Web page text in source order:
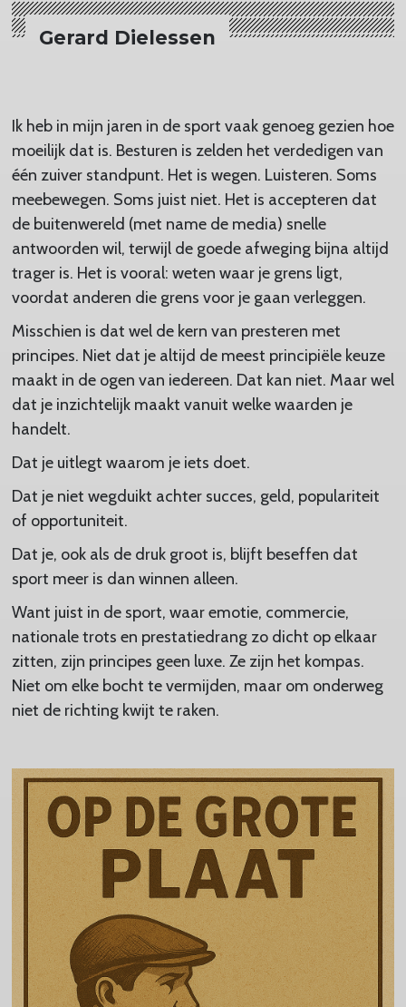
Gerard Dielessen
Ik heb in mijn jaren in de sport vaak genoeg gezien hoe
moeilijk dat is. Besturen is zelden het verdedigen van
één zuiver standpunt. Het is wegen. Luisteren. Soms
meebewegen. Soms juist niet. Het is accepteren dat
de buitenwereld (met name de media) snelle
antwoorden wil, terwijl de goede afweging bijna altijd
trager is. Het is vooral: weten waar je grens ligt,
voordat anderen die grens voor je gaan verleggen.
Misschien is dat wel de kern van presteren met
principes. Niet dat je altijd de meest principiële keuze
maakt in de ogen van iedereen. Dat kan niet. Maar wel
dat je inzichtelijk maakt vanuit welke waarden je
handelt.
Dat je uitlegt waarom je iets doet.
Dat je niet wegduikt achter succes, geld, populariteit
of opportuniteit.
Dat je, ook als de druk groot is, blijft beseffen dat
sport meer is dan winnen alleen.
Want juist in de sport, waar emotie, commercie,
nationale trots en prestatiedrang zo dicht op elkaar
zitten, zijn principes geen luxe. Ze zijn het kompas.
Niet om elke bocht te vermijden, maar om onderweg
niet de richting kwijt te raken.